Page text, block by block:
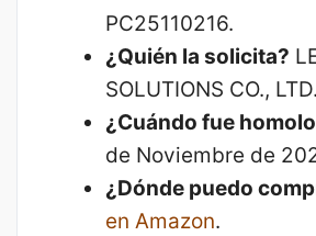
PC25110216.
¿Quién la solicita?
SOLUTIONS CO., LTD.
¿Cuándo fue
de Noviembre de
¿Dónde puedo
en Amazon.